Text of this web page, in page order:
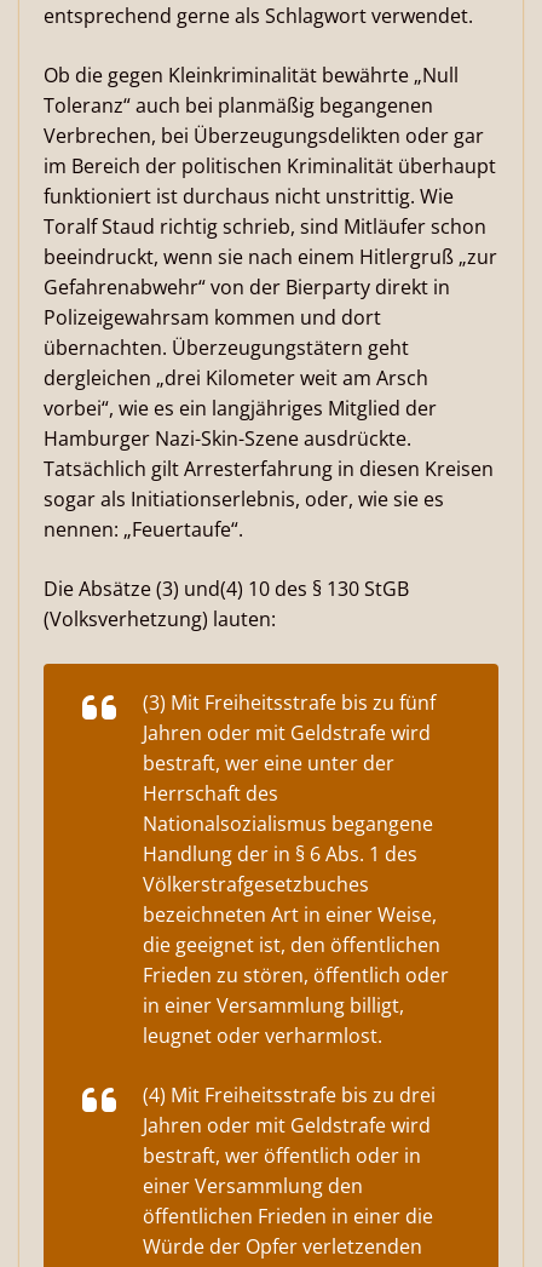
entsprechend gerne als Schlagwort verwendet.
Ob die gegen Kleinkriminalität bewährte „Null
Toleranz“ auch bei planmäßig begangenen
Verbrechen, bei Überzeugungsdelikten oder gar
im Bereich der politischen Kriminalität überhaupt
funktioniert ist durchaus nicht unstrittig. Wie
Toralf Staud richtig schrieb, sind Mitläufer schon
beeindruckt, wenn sie nach einem Hitlergruß „zur
Gefahrenabwehr“ von der Bierparty direkt in
Polizeigewahrsam kommen und dort
übernachten. Überzeugungstätern geht
dergleichen „drei Kilometer weit am Arsch
vorbei“, wie es ein langjähriges Mitglied der
Hamburger Nazi-Skin-Szene ausdrückte.
Tatsächlich gilt Arresterfahrung in diesen Kreisen
sogar als Initiationserlebnis, oder, wie sie es
nennen: „Feuertaufe“.
Die Absätze (3) und(4) 10 des § 130 StGB
(Volksverhetzung) lauten:
(3) Mit Freiheitsstrafe bis zu fünf
Jahren oder mit Geldstrafe wird
bestraft, wer eine unter der
Herrschaft des
Nationalsozialismus begangene
Handlung der in § 6 Abs. 1 des
Völkerstrafgesetzbuches
bezeichneten Art in einer Weise,
die geeignet ist, den öffentlichen
Frieden zu stören, öffentlich oder
in einer Versammlung billigt,
leugnet oder verharmlost.
(4) Mit Freiheitsstrafe bis zu drei
Jahren oder mit Geldstrafe wird
bestraft, wer öffentlich oder in
einer Versammlung den
öffentlichen Frieden in einer die
Würde der Opfer verletzenden